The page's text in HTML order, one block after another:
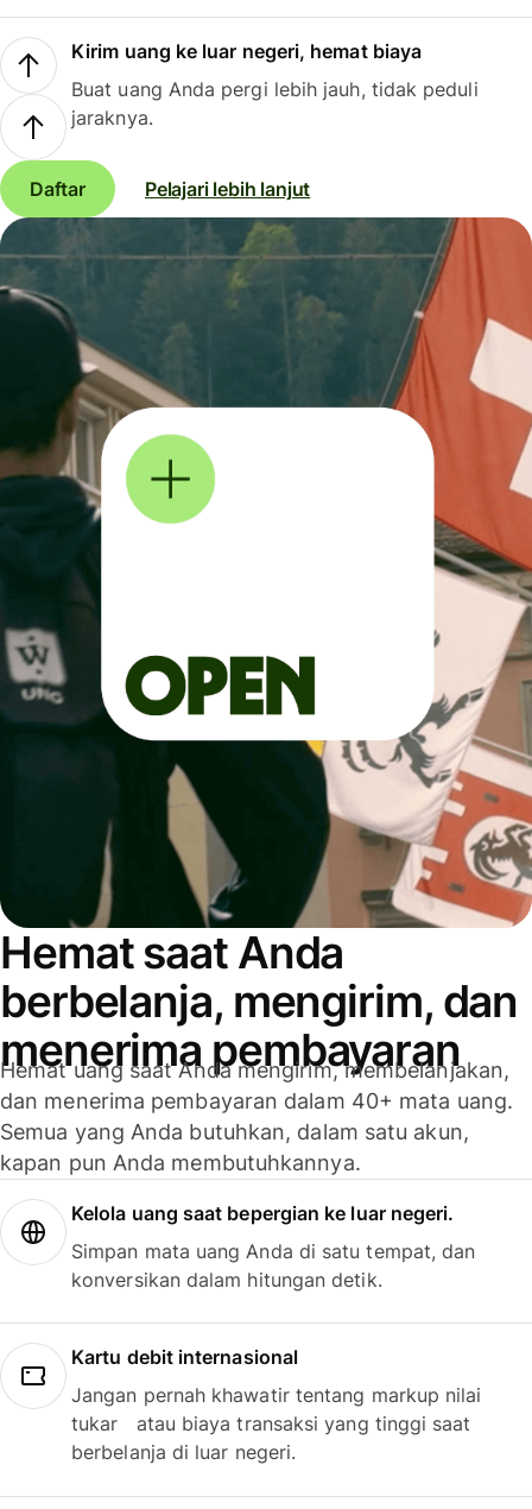
Kirim uang ke luar negeri, hemat biaya
Buat uang Anda pergi lebih jauh, tidak peduli
jaraknya.
Daftar Pelajari lebih lanjut
Hemat saat Anda
berbelanja, mengirim, dan
menerima pembayaran
Hemat uang saat Anda mengirim, membelanjakan,
dan menerima pembayaran dalam 40+ mata uang.
Semua yang Anda butuhkan, dalam satu akun,
kapan pun Anda membutuhkannya.
Kelola uang saat bepergian ke luar negeri.
Simpan mata uang Anda di satu tempat, dan
konversikan dalam hitungan detik.
Kartu debit internasional
Jangan pernah khawatir tentang markup nilai
tukar atau biaya transaksi yang tinggi saat
berbelanja di luar negeri.